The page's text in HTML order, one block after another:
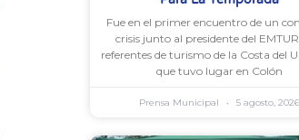
Fue en el primer encuentro de un
crisis junto al presidente del
referentes de turismo de la Costa del
que tuvo lugar en Colón
Prensa Municipal 5 agosto, 2026